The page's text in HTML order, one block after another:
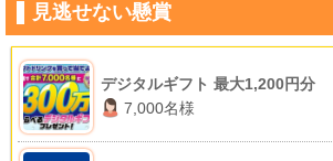
見逃せない懸賞
デジタルギフト 最大1,200円分
7,000名様